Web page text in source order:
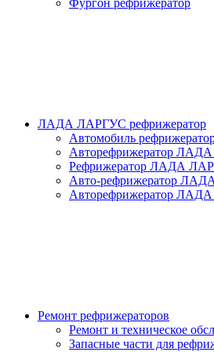
Фургон рефрижератор
ЛАДА ЛАРГУС рефрижератор
Автомобиль
Авторефрижератор
Рефрижератор ЛАДА
Авто-рефрижератор
Авторефрижератор
Ремонт рефрижераторов
Ремонт и техническое
Запасные части для